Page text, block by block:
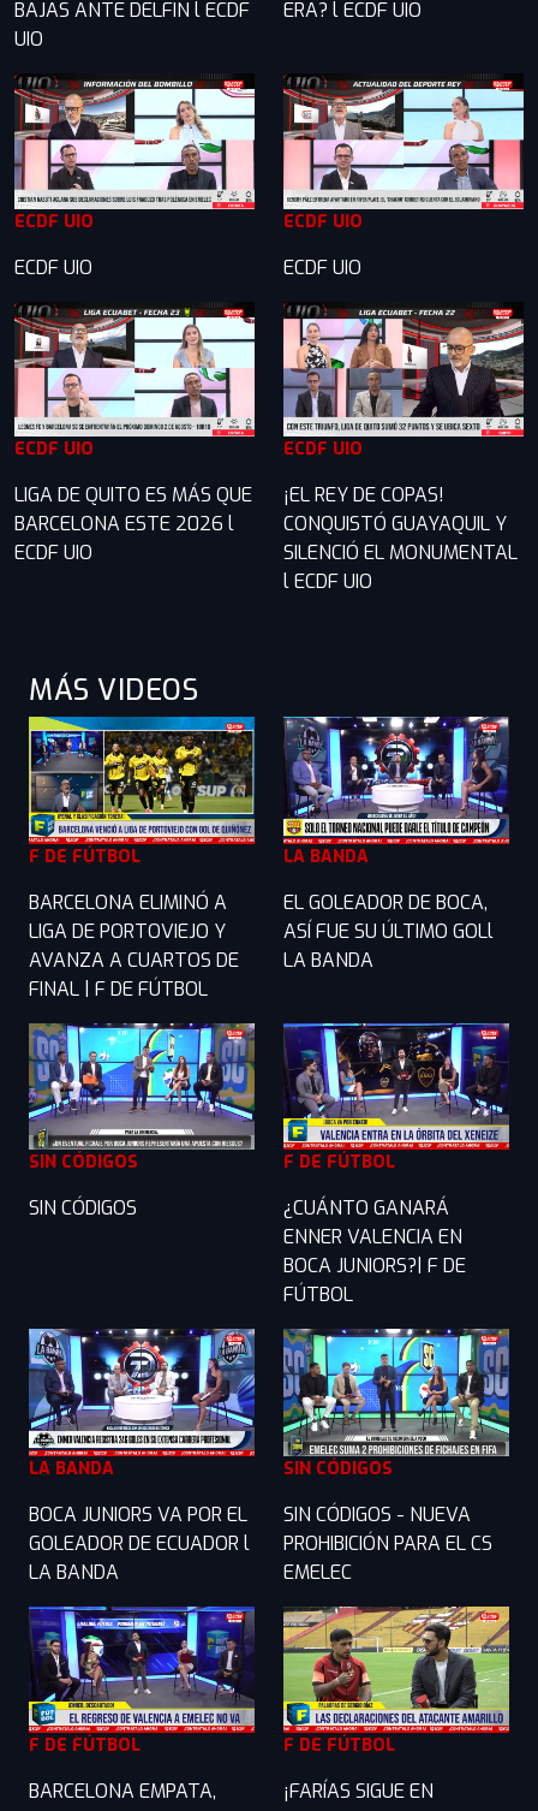
BAJAS ANTE DELFIN l ECDF
UIO
ERA? l ECDF UIO
ECDF UIO
ECDF UIO
ECDF UIO
ECDF UIO
ECDF UIO
LIGA DE QUITO ES MÁS QUE
BARCELONA ESTE 2026 l
ECDF UIO
ECDF UIO
¡EL REY DE COPAS!
CONQUISTÓ GUAYAQUIL Y
SILENCIÓ EL MONUMENTAL
l ECDF UIO
MÁS VIDEOS
F DE FÚTBOL
BARCELONA ELIMINÓ A
LIGA DE PORTOVIEJO Y
AVANZA A CUARTOS DE
FINAL | F DE FÚTBOL
LA BANDA
EL GOLEADOR DE BOCA,
ASÍ FUE SU ÚLTIMO GOLl
LA BANDA
SIN CÓDIGOS
SIN CÓDIGOS
F DE FÚTBOL
¿CUÁNTO GANARÁ
ENNER VALENCIA EN
BOCA JUNIORS?| F DE
FÚTBOL
LA BANDA
BOCA JUNIORS VA POR EL
GOLEADOR DE ECUADOR l
LA BANDA
SIN CÓDIGOS
SIN CÓDIGOS - NUEVA
PROHIBICIÓN PARA EL CS
EMELEC
F DE FÚTBOL
BARCELONA EMPATA,
F DE FÚTBOL
¡FARÍAS SIGUE EN